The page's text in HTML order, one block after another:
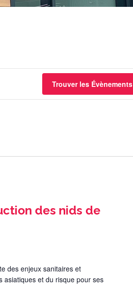
Trouver les Évènements
des nids de
des enjeux sanitaires et
asiatiques et du risque pour ses